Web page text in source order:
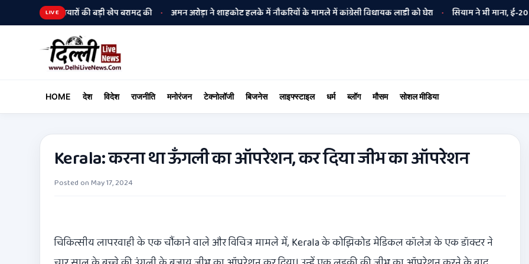
LIVE
ने हथियारों की बड़ी खेप बरामद की • अमन अरोड़ा ने शाहकोट हलके में नौकरियों के मामले में कांग्रेसी विधायक लाडी को घेरा • सियाम ने भी माना, ई-20 में
HOME देश विदेश राजनीति मनोरंजन टेक्नोलॉजी बिजनेस लाइफ्स्टाइल धर्म ब्लॉग मौसम सोशल मीडिया
Kerala: करना था ऊँगली का ऑपरेशन, कर दिया जीभ का ऑपरेशन
Posted on May 17, 2024
चिकित्सीय लापरवाही के एक चौंकाने वाले और विचित्र मामले में, Kerala के कोझिकोड मेडिकल कॉलेज के एक डॉक्टर ने